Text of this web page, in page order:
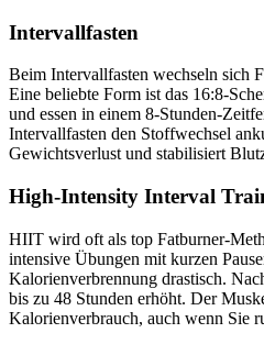
Intervallfasten
Beim Intervallfasten wechseln sich
Eine beliebte Form ist das 16:8-
und essen in einem 8-Stunden-
Intervallfasten den Stoffwechsel
Gewichtsverlust und stabilisiert
High-Intensity Interval
HIIT wird oft als top Fatburner-
intensive Übungen mit kurzen
Kalorienverbrennung drastisch.
bis zu 48 Stunden erhöht. Der
Kalorienverbrauch, auch wenn Sie